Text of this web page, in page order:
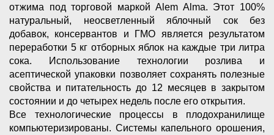
отжима под торговой маркой Alem Alma. Этот 100%
натуральный, неосветленный яблочный сок без
добавок, консервантов и ГМО является результатом
переработки 5 кг отборных яблок на каждые три литра
сока. Использование технологии розлива и
асептической упаковки позволяет сохранять полезные
свойства и питательность до 12 месяцев в закрытом
состоянии и до четырех недель после его открытия.
Все технологические процессы в плодохранилище
компьютеризированы. Системы капельного орошения,